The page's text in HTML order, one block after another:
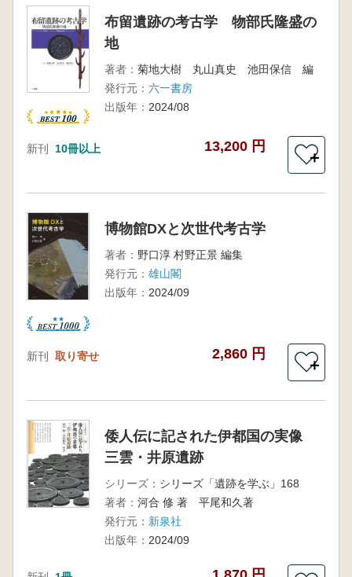
布留遺跡の考古学 物部氏隆盛の
地
著者： 菊地大樹 丸山真史 池田保信 編
発行元： 六一書房
出版年： 2024/08
新刊 10冊以上 13,200 円
＋
博物館DXと次世代考古学
著者： 野口淳 村野正景 編集
発行元： 雄山閣
出版年： 2024/09
新刊 取り寄せ 2,860 円
＋
倭人伝に記された伊都国の実像
三雲・井原遺跡
シリーズ： シリーズ「遺跡を学ぶ」168
著者： 河合 修 著 平尾和久著
発行元： 新泉社
出版年： 2024/09